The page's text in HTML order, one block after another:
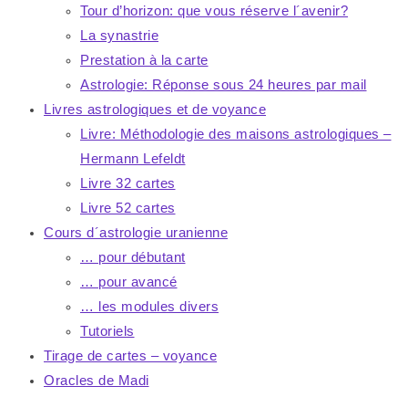
Tour d’horizon: que vous réserve l´avenir?
La synastrie
Prestation à la carte
Astrologie: Réponse sous 24 heures par mail
Livres astrologiques et de voyance
Livre: Méthodologie des maisons astrologiques –
Hermann Lefeldt
Livre 32 cartes
Livre 52 cartes
Cours d´astrologie uranienne
… pour débutant
… pour avancé
… les modules divers
Tutoriels
Tirage de cartes – voyance
Oracles de Madi